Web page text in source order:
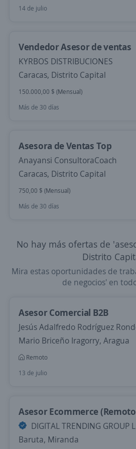
14 de julio
Vendedor Asesor de ventas
KYRBOS DISTRIBUCIONES
Caracas, Distrito Capital
150.000,00 $ (Mensual)
Más de 30 días
Asesora de Ventas Top
Anayansi ConsultoraCoach
Caracas, Distrito Capital
750,00 $ (Mensual)
Más de 30 días
No hay más ofertas de
Distrito
Mira estas oportunidades de
de negocios' en
Asesor Comercial B2B
Jesús Adalfredo Rodríguez
Mario Briceño Iragorry, Aragua
Remoto
13 de julio
Asesor Ecommerce
DIGITAL TRENDING GROUP
Baruta, Miranda